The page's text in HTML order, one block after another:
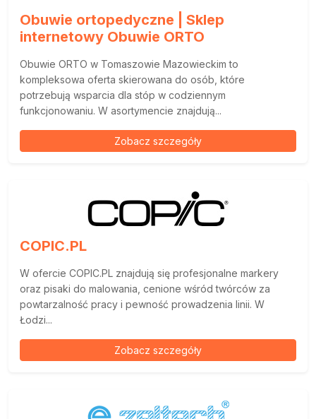
Obuwie ortopedyczne | Sklep
internetowy Obuwie ORTO
Obuwie ORTO w Tomaszowie Mazowieckim to
kompleksowa oferta skierowana do osób, które
potrzebują wsparcia dla stóp w codziennym
funkcjonowaniu. W asortymencie znajdują...
Zobacz szczegóły
COPIC.PL
W ofercie COPIC.PL znajdują się profesjonalne markery
oraz pisaki do malowania, cenione wśród twórców za
powtarzalność pracy i pewność prowadzenia linii. W
Łodzi...
Zobacz szczegóły